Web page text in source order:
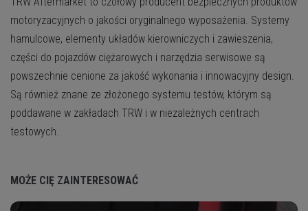
motoryzacyjnych o jakości oryginalnego wyposażenia. Systemy
hamulcowe, elementy układów kierowniczych i zawieszenia,
części do pojazdów ciężarowych i narzędzia serwisowe są
powszechnie cenione za jakość wykonania i innowacyjny design.
Są również znane ze złożonego systemu testów, którym są
poddawane w zakładach TRW i w niezależnych centrach
testowych.
MOŻE CIĘ ZAINTERESOWAĆ